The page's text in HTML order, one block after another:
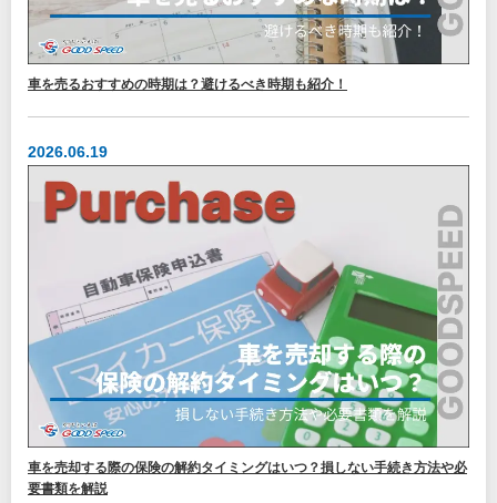
車を売るおすすめの時期は？避けるべき時期も紹介！
2026.06.19
車を売却する際の保険の解約タイミングはいつ？損しない手続き方法や必
要書類を解説